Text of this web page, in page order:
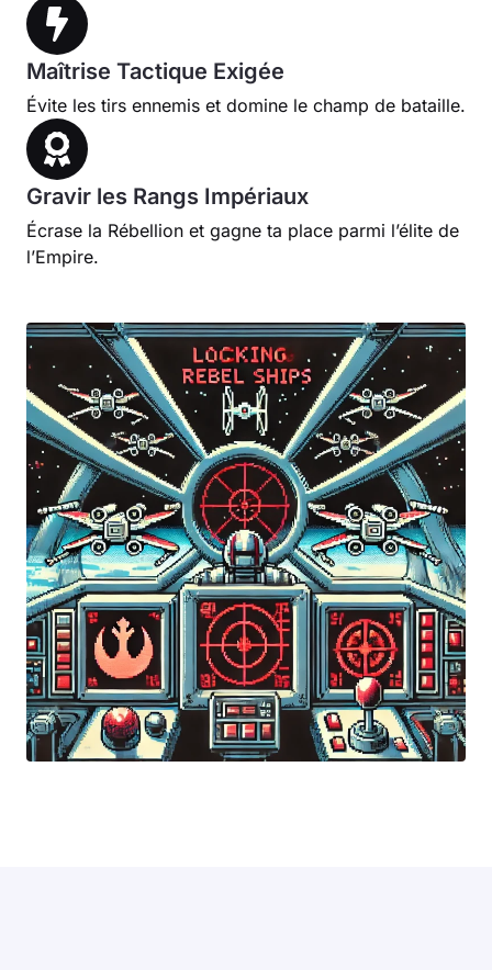
Maîtrise Tactique Exigée
Évite les tirs ennemis et domine le champ de bataille.
Gravir les Rangs Impériaux
Écrase la Rébellion et gagne ta place parmi l’élite de
l’Empire.